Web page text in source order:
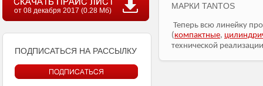
от 08 декабря 2017 (0.28 Мб)
ПОДПИСАТЬСЯ НА РАССЫЛКУ
МАРКИ TANTOS
Теперь всю линейку
(компактные,
технической